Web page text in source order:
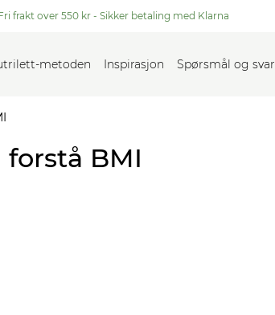
frakt over 550 kr - Sikker betaling med Klarna
metoden Inspirasjon Spørsmål og svar
BMI